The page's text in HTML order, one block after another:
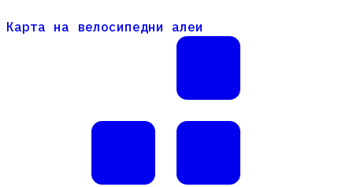
Карта на велосипедни алеи
Карта на велосипедни алеи